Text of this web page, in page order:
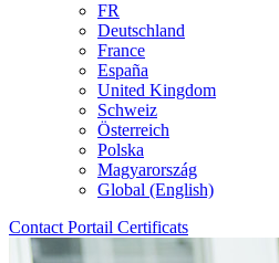
FR
Deutschland
France
España
United Kingdom
Schweiz
Österreich
Polska
Magyarország
Global (English)
Contact Portail Certificats